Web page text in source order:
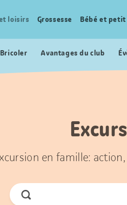
loisirs Grossesse Bébé et
Bricoler Avantages du club
en famille:
Chercher